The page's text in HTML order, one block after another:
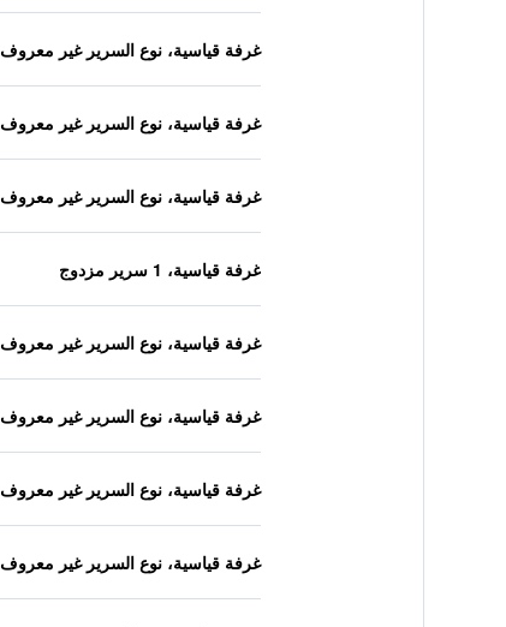
غرفة قياسية، نوع السرير غير معروف
غرفة قياسية، نوع السرير غير معروف
غرفة قياسية، نوع السرير غير معروف
غرفة قياسية، 1 سرير مزدوج
غرفة قياسية، نوع السرير غير معروف
غرفة قياسية، نوع السرير غير معروف
غرفة قياسية، نوع السرير غير معروف
غرفة قياسية، نوع السرير غير معروف